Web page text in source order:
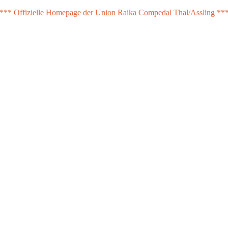
*** Offizielle Homepage der Union Raika Compedal Thal/Assling ***